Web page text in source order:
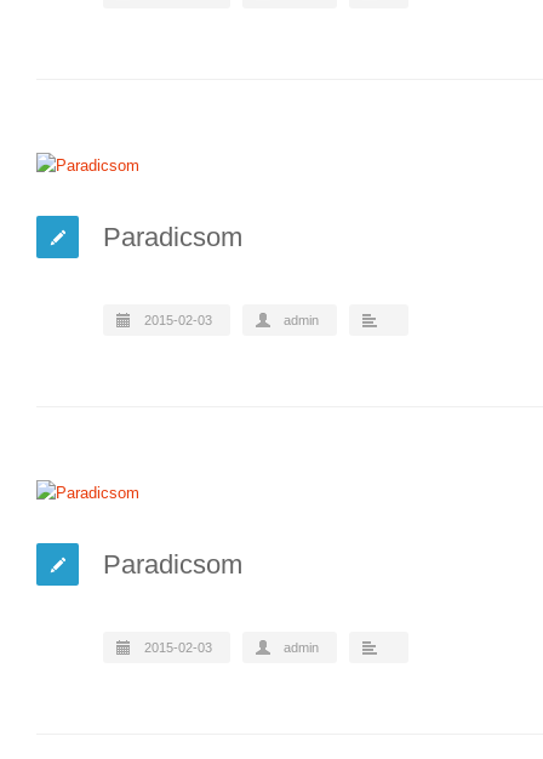
Paradicsom
2015-02-03 admin
Paradicsom
2015-02-03 admin